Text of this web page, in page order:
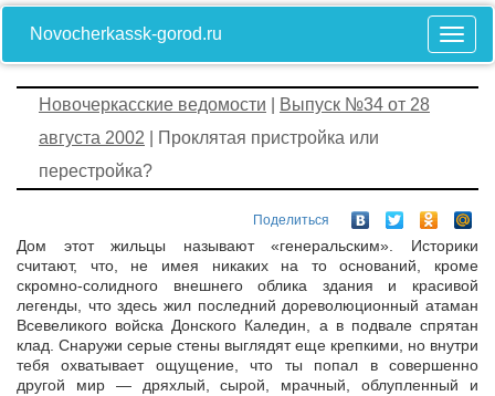
Novocherkassk-gorod.ru
Новочеркасские ведомости
Выпуск №34 от 28
августа 2002 | Проклятая пристройка или
перестройка?
Поделиться
Дом этот жильцы называют «генеральским». Историки
считают, что, не имея никаких на то оснований, кроме
скромно-солидного внешнего облика здания и красивой
легенды, что здесь жил последний дореволюционный атаман
Всевеликого войска Донского Каледин, а в подвале спрятан
клад. Снаружи серые стены выглядят еще крепкими, но внутри
тебя охватывает ощущение, что ты попал в совершенно
другой мир — дряхлый, сырой, мрачный, облупленный и